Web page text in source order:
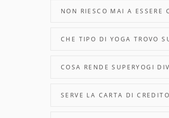
NON RIESCO MAI A ESSERE
CHE TIPO DI YOGA TROVO
COSA RENDE SUPERYOGI
SERVE LA CARTA DI